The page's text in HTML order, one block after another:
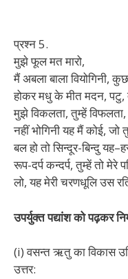
प्रश्न 5.
मुझे फूल मत मारो,
मैं अबला बाला वियोगिनी,
होकर मधु के मीत मदन, पटु,
मुझे विकलता, तुम्हें विफलता,
नहीं भोगिनी यह मैं कोई, जो
बल हो तो सिन्दूर-बिन्दु
रूप-दर्प कन्दर्प, तुम्हें तो मेरे
लो, यह मेरी चरणधूलि उस
उपर्युक्त पद्यांश को पढ़कर
(i) वसन्त ऋतु का विकास
उत्तर: